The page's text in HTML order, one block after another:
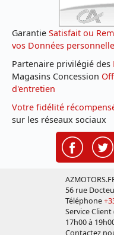
Garantie Satisfait ou
vos Données
Partenaire privilégié des
Magasins Concession
d'entretien
Votre fidélité
sur les réseaux sociaux
56 rue
Téléphone
Service
17h00 à
Contactez